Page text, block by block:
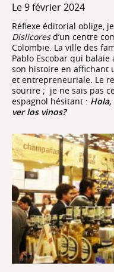
Le 9 février 2024
Réflexe éditorial oblige,
Dislicoresd’un centre
Colombie. La ville des
Pablo Escobar qui
son histoire en affichant
et entrepreneuriale. Le
sourire ; je ne sais pas
espagnol hésitant : Hola,
ver los vinos?